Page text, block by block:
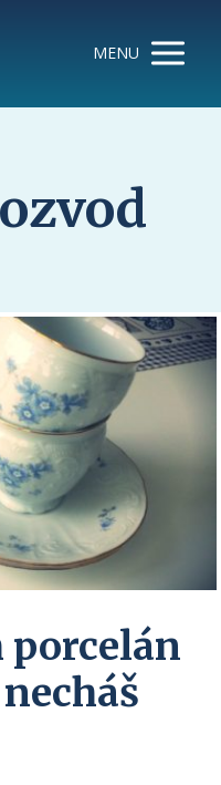
MENU
porcelán